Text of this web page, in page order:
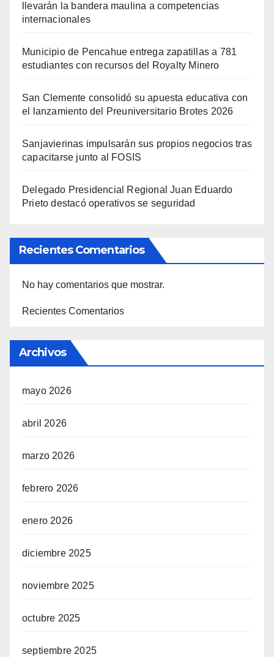
llevarán la bandera maulina a competencias
internacionales
Municipio de Pencahue entrega zapatillas a 781
estudiantes con recursos del Royalty Minero
San Clemente consolidó su apuesta educativa con
el lanzamiento del Preuniversitario Brotes 2026
Sanjavierinas impulsarán sus propios negocios tras
capacitarse junto al FOSIS
Delegado Presidencial Regional Juan Eduardo
Prieto destacó operativos se seguridad
Recientes Comentarios
No hay comentarios que mostrar.
Recientes Comentarios
Archivos
mayo 2026
abril 2026
marzo 2026
febrero 2026
enero 2026
diciembre 2025
noviembre 2025
octubre 2025
septiembre 2025